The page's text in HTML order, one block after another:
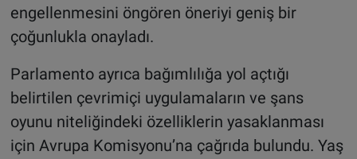
engellenmesini öngören öneriyi geniş bir
çoğunlukla onayladı.
Parlamento ayrıca bağımlılığa yol açtığı
belirtilen çevrimiçi uygulamaların ve şans
oyunu niteliğindeki özelliklerin yasaklanması
için Avrupa Komisyonu’na çağrıda bulundu. Yaş